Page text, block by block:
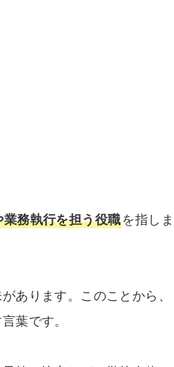
務執行を担う役職を指しま
あります。このことから、
葉です。